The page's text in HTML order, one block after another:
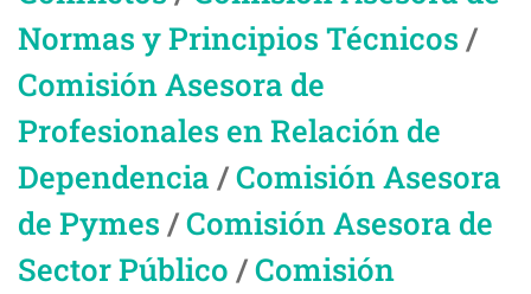
Normas y Principios Técnicos /
Comisión Asesora de
Profesionales en Relación de
Dependencia /Comisión Asesora
de Pymes /Comisión Asesora de
Sector Público /Comisión